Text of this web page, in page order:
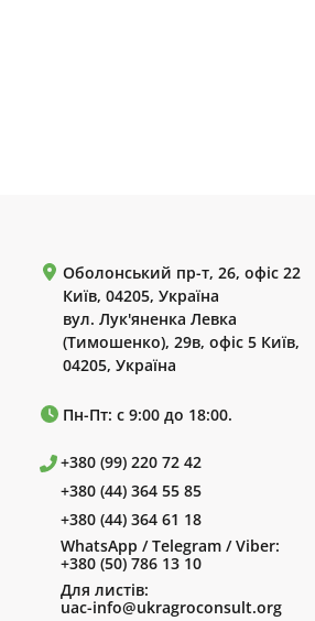
Оболонський пр-т, 26, офіс 22
Київ, 04205, Україна
вул. Лук'яненка Левка
(Тимошенко), 29в, офіс 5 Київ,
04205, Україна
Пн-Пт: с 9:00 до 18:00.
+380 (99) 220 72 42
+380 (44) 364 55 85
+380 (44) 364 61 18
WhatsApp / Telegram / Viber:
+380 (50) 786 13 10
Для листів:
uac-info@ukragroconsult.org